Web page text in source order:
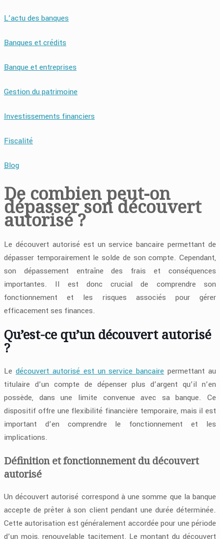
L’actu des banques
Banques et crédits
Banque et entreprises
Gestion du patrimoine
Investissements financiers
Fiscalité
Blog
De combien peut-on
dépasser son découvert
autorisé ?
Le découvert autorisé est un service bancaire permettant de
dépasser temporairement le solde de son compte. Cependant,
son dépassement entraîne des frais et conséquences
importantes. Il est donc crucial de comprendre son
fonctionnement et les risques associés pour gérer
efficacement ses finances.
Qu’est-ce qu’un découvert autorisé
?
Le découvert autorisé est un service bancaire permettant au
titulaire d’un compte de dépenser plus d’argent qu’il n’en
possède, dans une limite convenue avec sa banque. Ce
dispositif offre une flexibilité financière temporaire, mais il est
important d’en comprendre le fonctionnement et les
implications.
Définition et fonctionnement du découvert
autorisé
Un découvert autorisé correspond à une somme que la banque
accepte de prêter à son client pendant une durée déterminée.
Cette autorisation est généralement accordée pour une période
d’un mois, renouvelable tacitement. Le montant du découvert